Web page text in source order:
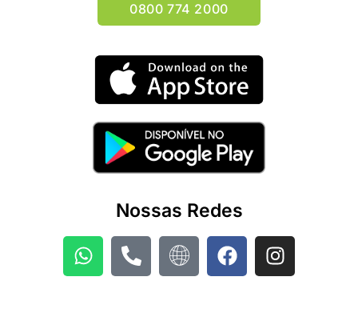
0800 774 2000
Nossas Redes